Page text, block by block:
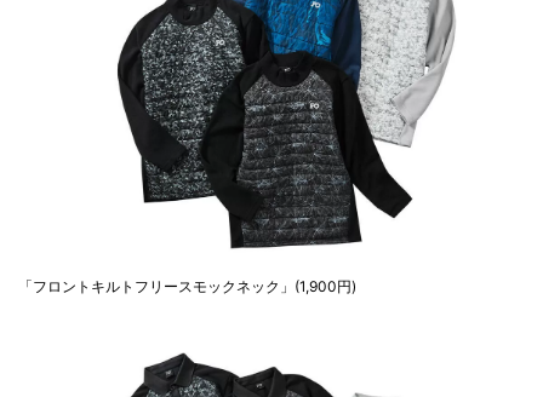
「フロントキルトフリースモックネック」(1,900円)